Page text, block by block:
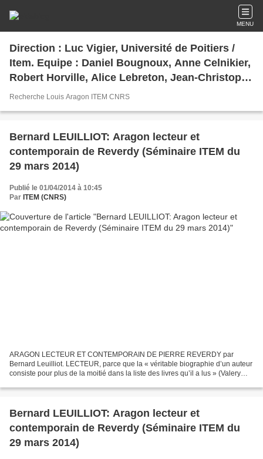
MENU
Direction : Luc Vigier, Université de Poitiers /
Item. Equipe : Daniel Bougnoux, Anne Celnikier,
Robert Horville, Alice Lebreton, Jean-Christophe
Legendre, Velimir Mladenovic, Jean-François
Recherche Louis Aragon ITEM CNRS
Bernard LEUILLIOT: Aragon lecteur et
contemporain de Reverdy (Séminaire ITEM du
29 mars 2014)
Publié le 01/04/2014 à 10:45
Par ITEM (CNRS)
ARAGON LECTEUR ET CONTEMPORAIN DE PIERRE REVERDY par
Bernard Leuilliot. LECTEUR, parce que la « véritable biographie d’un auteur
consiste pour plus de la moitié dans la liste des livres qu’il a lus » (Valery
Bernard LEUILLIOT: Aragon lecteur et
contemporain de Reverdy (Séminaire ITEM du
29 mars 2014)